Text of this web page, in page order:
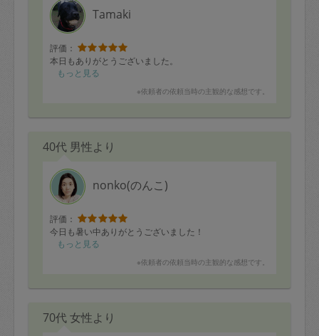
Tamaki
評価：
本日もありがとうございました。
もっと見る
※依頼者の依頼当時の主観的な感想です。
40代 男性より
nonko(のんこ)
評価：
今日も暑い中ありがとうございました！
もっと見る
※依頼者の依頼当時の主観的な感想です。
70代 女性より